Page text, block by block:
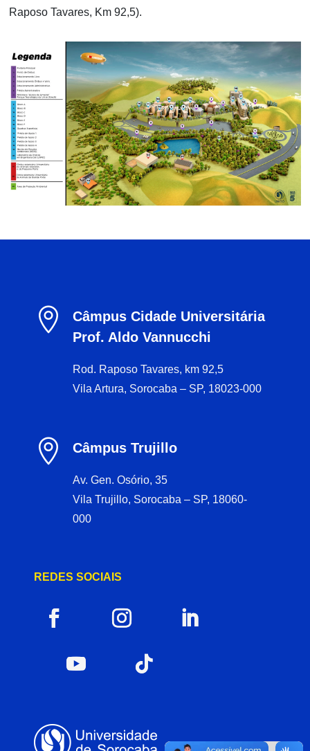
Raposo Tavares, Km 92,5).

Câmpus Cidade Universitária
Prof. Aldo Vannucchi
Rod. Raposo Tavares, km 92,5
Vila Artura, Sorocaba – SP, 18023-000
 Câmpus Trujillo
Av. Gen. Osório, 35
Vila Trujillo, Sorocaba – SP, 18060-
000
REDES SOCIAIS